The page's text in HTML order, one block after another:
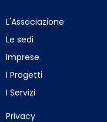
L'Associazione
Le sedi
Imprese
I Progetti
I Servizi
Privacy